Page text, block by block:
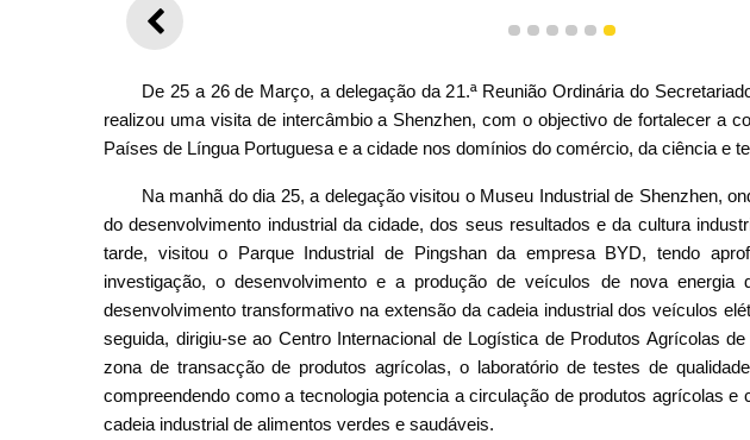
ANTERIOR 1 2 3 4 5 6
De 25 a 26 de Março, a delegação da 21.ª Reunião Ordinária do
realizou uma visita de intercâmbio a Shenzhen, com o objectivo de fortalecer a
Países de Língua Portuguesa e a cidade nos domínios do comércio, da ciência e
Na manhã do dia 25, a delegação visitou o Museu Industrial de Shenzhen,
do desenvolvimento industrial da cidade, dos seus resultados e da cultura
tarde, visitou o Parque Industrial de Pingshan da empresa BYD, tendo
investigação, o desenvolvimento e a produção de veículos de nova
desenvolvimento transformativo na extensão da cadeia industrial dos veículos
seguida, dirigiu-se ao Centro Internacional de Logística de Produtos Agrícolas
zona de transacção de produtos agrícolas, o laboratório de testes de
compreendendo como a tecnologia potencia a circulação de produtos agrícolas e
cadeia industrial de alimentos verdes e saudáveis.